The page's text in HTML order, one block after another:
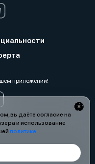
вы даёте согласие на
и использование
политике
приложении!